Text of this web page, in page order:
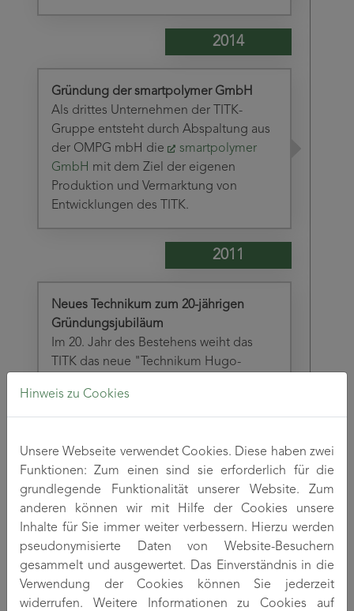
2014
Gründung der smartpolymer GmbH
Als drittes Unternehmen der TITK-
Gruppe entsteht durch Abspaltung aus
der OMPG mbH die
smartpolymer
GmbH mit dem Ziel der eigenen
Produktion und Vermarktung von
Entwicklungen des TITK.
2011
Neues Technikum zum 20-jährigen
Gründungsjubiläum
Im 20. Jahr des Bestehens weiht das
TITK das neue "Technikum Hugo-
der Trocken-Nass-Verformung von
gelösten Polymeren und schafft
wesentlichen Technologieschritte der
Direktauflösung und Trocken-Nass-
Verformung von Polymeren in einem
gemeinsamen Versuchsfeld realisieren
zu können.
2009
Hinweis zu Cookies
Unsere Webseite verwendet Cookies. Diese haben zwei
Funktionen: Zum einen sind sie erforderlich für die
grundlegende Funktionalität unserer Website. Zum
anderen können wir mit Hilfe der Cookies unsere
Inhalte für Sie immer weiter verbessern. Hierzu werden
pseudonymisierte Daten von Website-Besuchern
gesammelt und ausgewertet. Das Einverständnis in die
Verwendung der Cookies können Sie jederzeit
widerrufen. Weitere Informationen zu Cookies auf